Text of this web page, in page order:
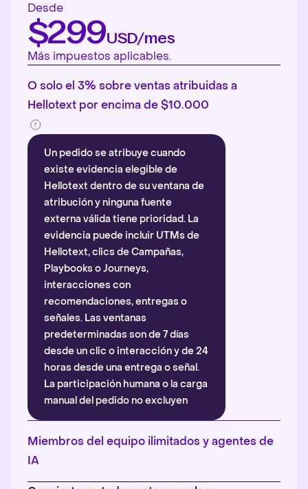
Desde
$299USD/mes
Más impuestos aplicables.
O solo el 3% sobre ventas atribuidas a
Hellotext por encima de $10.000
Un pedido se atribuye cuando
existe evidencia elegible de
Hellotext dentro de su ventana de
atribución y ninguna fuente
externa válida tiene prioridad. La
evidencia puede incluir UTMs de
Hellotext, clics de Campañas,
Playbooks o Journeys,
interacciones con
recomendaciones, entregas o
señales. Las ventanas
predeterminadas son de 7 días
desde un clic o interacción y de 24
horas desde una entrega o señal.
La participación humana o la carga
manual del pedido no excluyen
automáticamente la atribución.
Más información
Miembros del equipo ilimitados y agentes de
IA